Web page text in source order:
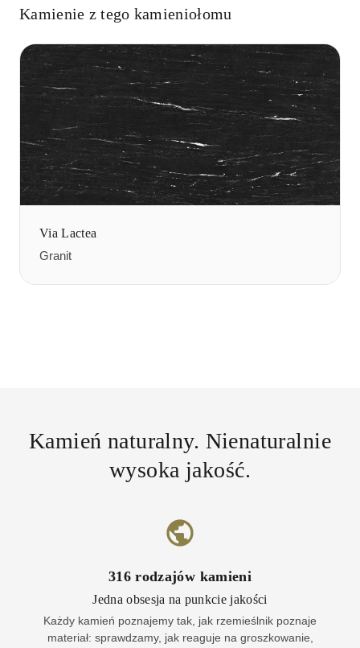
Kamienie z tego kamieniołomu
Via Lactea
Granit
Kamień naturalny. Nienaturalnie
wysoka jakość.
316 rodzajów kamieni
Jedna obsesja na punkcie jakości
Każdy kamień poznajemy tak, jak rzemieślnik poznaje
materiał: sprawdzamy, jak reaguje na groszkowanie,